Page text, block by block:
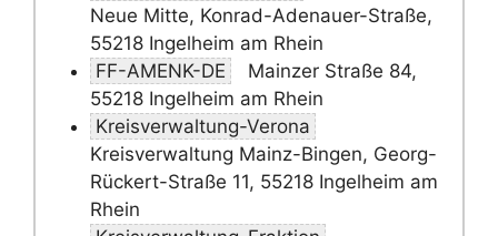
Neue Mitte, Konrad-Adenauer-Straße,
55218 Ingelheim am Rhein
FF-AMENK-DE
Mainzer Straße 84,
55218 Ingelheim am Rhein
Kreisverwaltung-Verona
Kreisverwaltung Mainz-Bingen, Georg-
Rückert-Straße 11, 55218 Ingelheim am
Rhein